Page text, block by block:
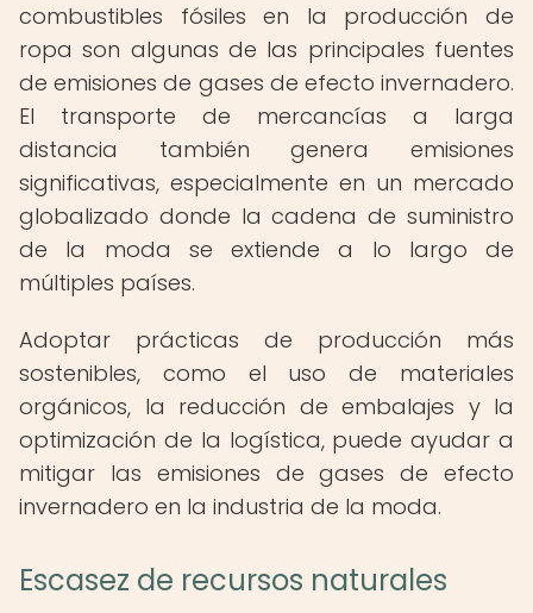
combustibles fósiles en la producción de
ropa son algunas de las principales fuentes
de emisiones de gases de efecto invernadero.
El transporte de mercancías a larga
distancia también genera emisiones
significativas, especialmente en un mercado
globalizado donde la cadena de suministro
de la moda se extiende a lo largo de
múltiples países.
Adoptar prácticas de producción más
sostenibles, como el uso de materiales
orgánicos, la reducción de embalajes y la
optimización de la logística, puede ayudar a
mitigar las emisiones de gases de efecto
invernadero en la industria de la moda.
Escasez de recursos naturales